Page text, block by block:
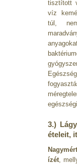
tisztított
víz
túl,
3.)
ételeit,
ízét,